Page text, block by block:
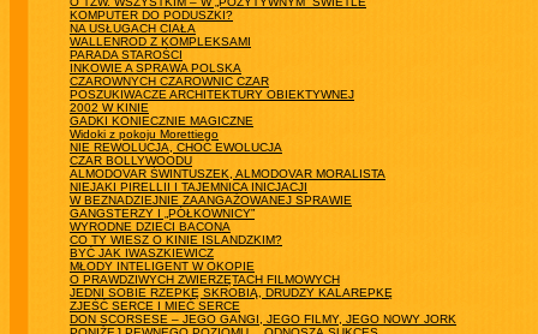
KOMPUTER DO PODUSZKI?
NA USŁUGACH CIAŁA
WALLENROD Z KOMPLEKSAMI
PARADA STAROŚCI
INKOWIE A SPRAWA POLSKA
CZAROWNYCH CZAROWNIC CZAR
POSZUKIWACZE ARCHITEKTURY OBIEKTYWNEJ
2002 W KINIE
GADKI KONIECZNIE MAGICZNE
Widoki z pokoju Morettiego
NIE REWOLUCJA, CHOĆ EWOLUCJA
CZAR BOLLYWOODU
ALMODOVAR ŚWINTUSZEK, ALMODOVAR MORALISTA
NIEJAKI PIRELLII I TAJEMNICA INICJACJI
W BEZNADZIEJNIE ZAANGAŻOWANEJ SPRAWIE
GANGSTERZY I „PÓŁKOWNICY”
WYRODNE DZIECI BACONA
CO TY WIESZ O KINIE ISLANDZKIM?
BYĆ JAK IWASZKIEWICZ
MŁODY INTELIGENT W OKOPIE
O PRAWDZIWYCH ZWIERZĘTACH FILMOWYCH
JEDNI SOBIE RZEPKĘ SKROBIĄ, DRUDZY KALAREPKĘ
ZJEŚĆ SERCE I MIEĆ SERCE
DON SCORSESE – JEGO GANGI, JEGO FILMY, JEGO NOWY JORK